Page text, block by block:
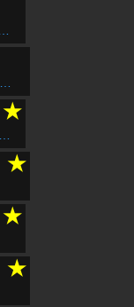
★
★
★
★